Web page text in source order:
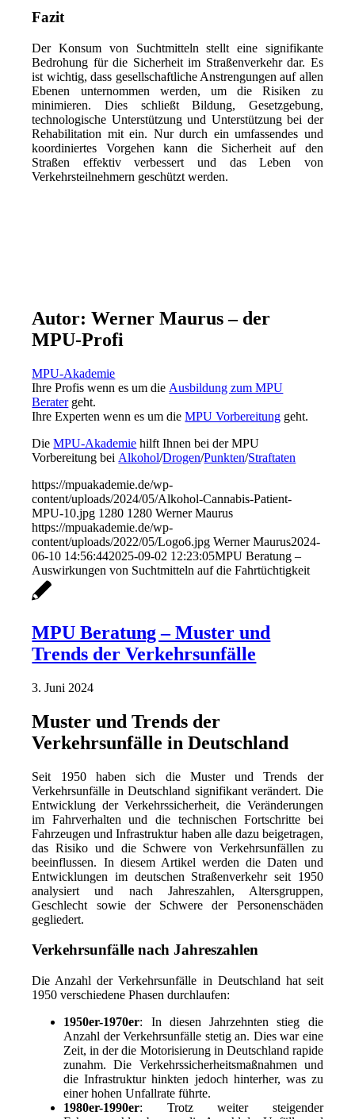
Fazit
Der Konsum von Suchtmitteln stellt eine signifikante
Bedrohung für die Sicherheit im Straßenverkehr dar. Es
ist wichtig, dass gesellschaftliche Anstrengungen auf allen
Ebenen unternommen werden, um die Risiken zu
minimieren. Dies schließt Bildung, Gesetzgebung,
technologische Unterstützung und Unterstützung bei der
Rehabilitation mit ein. Nur durch ein umfassendes und
koordiniertes Vorgehen kann die Sicherheit auf den
Straßen effektiv verbessert und das Leben von
Verkehrsteilnehmern geschützt werden.
Autor: Werner Maurus – der
MPU-Profi
MPU-Akademie
Ihre Profis wenn es um die Ausbildung zum MPU
Beratergeht.
Ihre Experten wenn es um dieMPU Vorbereitung geht.
DieMPU-Akademie hilft Ihnen bei der MPU
Vorbereitung bei Alkohol/Drogen/Punkten/Straftaten
https://mpuakademie.de/wp-
content/uploads/2024/05/Alkohol-Cannabis-Patient-
MPU-10.jpg 1280 1280 Werner Maurus
https://mpuakademie.de/wp-
content/uploads/2022/05/Logo6.jpg Werner Maurus2024-
06-10 14:56:442025-09-02 12:23:05MPU Beratung –
Auswirkungen von Suchtmitteln auf die Fahrtüchtigkeit
MPU Beratung – Muster und
Trends der Verkehrsunfälle
3. Juni 2024
Muster und Trends der
Verkehrsunfälle in Deutschland
Seit 1950 haben sich die Muster und Trends der
Verkehrsunfälle in Deutschland signifikant verändert. Die
Entwicklung der Verkehrssicherheit, die Veränderungen
im Fahrverhalten und die technischen Fortschritte bei
Fahrzeugen und Infrastruktur haben alle dazu beigetragen,
das Risiko und die Schwere von Verkehrsunfällen zu
beeinflussen. In diesem Artikel werden die Daten und
Entwicklungen im deutschen Straßenverkehr seit 1950
analysiert und nach Jahreszahlen, Altersgruppen,
Geschlecht sowie der Schwere der Personenschäden
gegliedert.
Verkehrsunfälle nach Jahreszahlen
Die Anzahl der Verkehrsunfälle in Deutschland hat seit
1950 verschiedene Phasen durchlaufen:
1950er-1970er: In diesen Jahrzehnten stieg die
Anzahl der Verkehrsunfälle stetig an. Dies war eine
Zeit, in der die Motorisierung in Deutschland rapide
zunahm. Die Verkehrssicherheitsmaßnahmen und
die Infrastruktur hinkten jedoch hinterher, was zu
einer hohen Unfallrate führte.
1980er-1990er: Trotz weiter steigender